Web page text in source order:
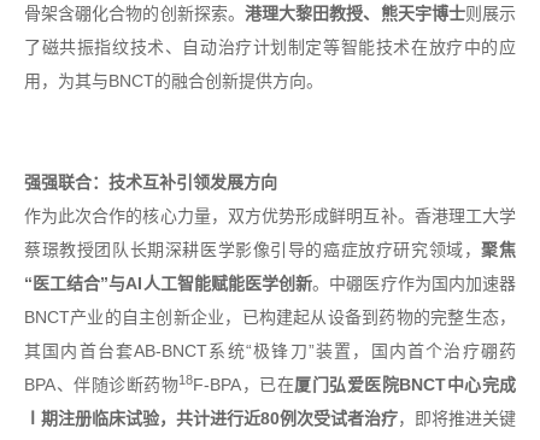
骨架含硼化合物的创新探索。 港理大黎田教授、熊天宇博士则展示
了磁共振指纹技术、自动治疗计划制定等智能技术在放疗中的应
用，为其与BNCT的融合创新提供方向。
强强联合：技术互补引领发展方向
作为此次合作的核心力量，双方优势形成鲜明互补。香港理工大学
蔡璟教授团队长期深耕医学影像引导的癌症放疗研究领域，聚焦
“医工结合”与AI人工智能赋能医学创新。中硼医疗作为国内加速器
BNCT产业的自主创新企业，已构建起从设备到药物的完整生态，
其国内首台套AB-BNCT系统“极锋刀”装置，国内首个治疗硼药
BPA、伴随诊断药物18F-BPA，已在厦门弘爱医院BNCT中心完成
Ⅰ期注册临床试验，共计进行近80例次受试者治疗，即将推进关键